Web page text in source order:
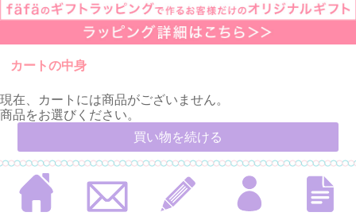
カートの中身
現在、カートには商品がございません。
商品をお選びください。